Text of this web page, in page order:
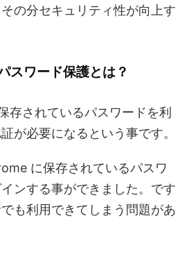
の分セキュリティ性が向上す
ワード保護とは？
存されているパスワードを利
が必要になるという事です。
に保存されているパスワ
ンする事ができました。です
も利用できてしまう問題があ